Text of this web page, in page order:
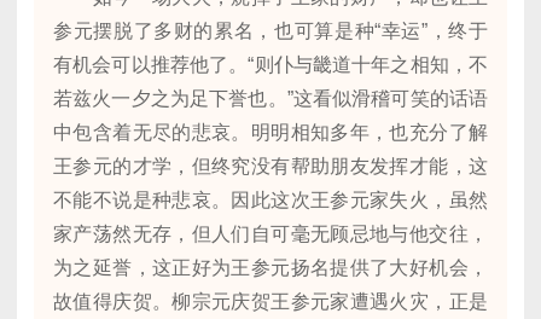
参元摆脱了多财的累名，也可算是种“幸运”，终于
有机会可以推荐他了。“则仆与畿道十年之相知，不
若兹火一夕之为足下誉也。”这看似滑稽可笑的话语
中包含着无尽的悲哀。明明相知多年，也充分了解
王参元的才学，但终究没有帮助朋友发挥才能，这
不能不说是种悲哀。因此这次王参元家失火，虽然
家产荡然无存，但人们自可毫无顾忌地与他交往，
为之延誉，这正好为王参元扬名提供了大好机会，
故值得庆贺。柳宗元庆贺王参元家遭遇火灾，正是